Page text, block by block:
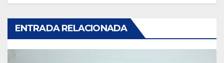
ENTRADA RELACIONADA